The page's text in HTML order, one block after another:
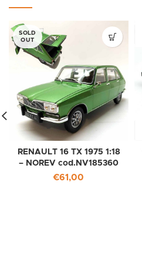
SOLD
OUT
RENAULT 16 TX 1975 1:18
– NOREV cod.NV185360
€61,00